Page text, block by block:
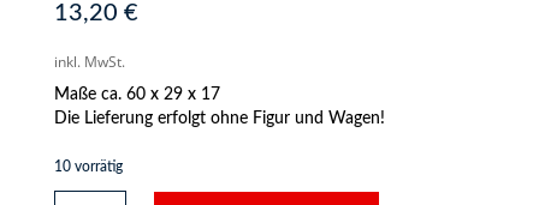
13,20 €
inkl. MwSt.
Maße ca. 60 x 29 x 17
Die Lieferung erfolgt ohne Figur und Wagen!
10 vorrätig